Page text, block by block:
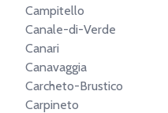
Campitello
Canale-di-Verde
Canari
Canavaggia
Carcheto-Brustico
Carpineto